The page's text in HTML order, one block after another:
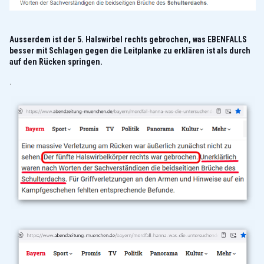
Ausserdem ist der 5. Halswirbel rechts gebrochen, was EBENFALLS
besser mit Schlagen gegen die Leitplanke zu erklären ist als durch
auf den Rücken springen.
.